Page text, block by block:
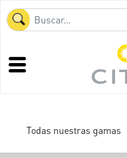
Todas nuestras gamas